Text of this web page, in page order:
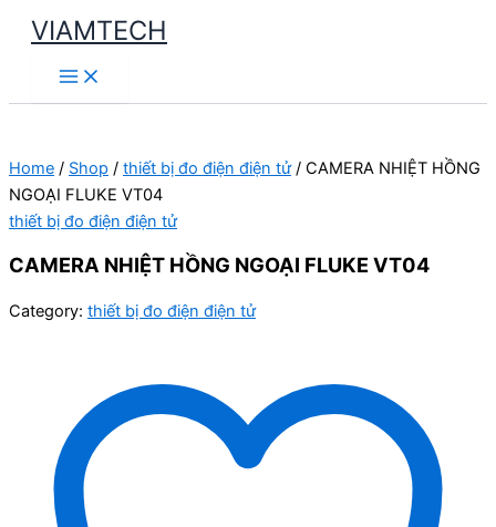
Skip
content
VIAMTECH
Main
Menu
Home / Shop / thiết bị đo điện điện tử/ CAMERA NHIỆT HỒNG
NGOẠI FLUKE VT04
thiết bị đo điện điện tử
CAMERA NHIỆT HỒNG NGOẠI FLUKE VT04
Category: thiết bị đo điện điện tử